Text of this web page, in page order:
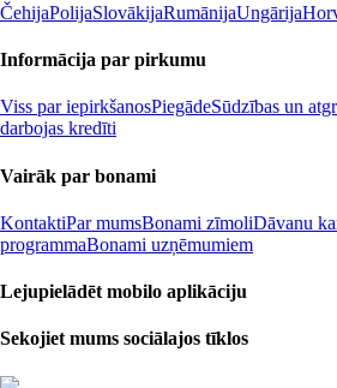
ČehijaPolijaSlovākijaRumānijaUngārija
Informācija par pirkumu
Viss par iepirkšanosPiegādeSūdzības un
darbojas kredīti
Vairāk par bonami
KontaktiPar mumsBonami zīmoliDāvanu
programmaBonami uzņēmumiem
Lejupielādēt mobilo aplikāciju
Sekojiet mums sociālajos tīklos